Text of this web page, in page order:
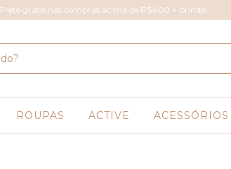
Frete grátis nas compras acima de R$400 + brinde!
ROUPAS ACTIVE ACESSÓRIOS